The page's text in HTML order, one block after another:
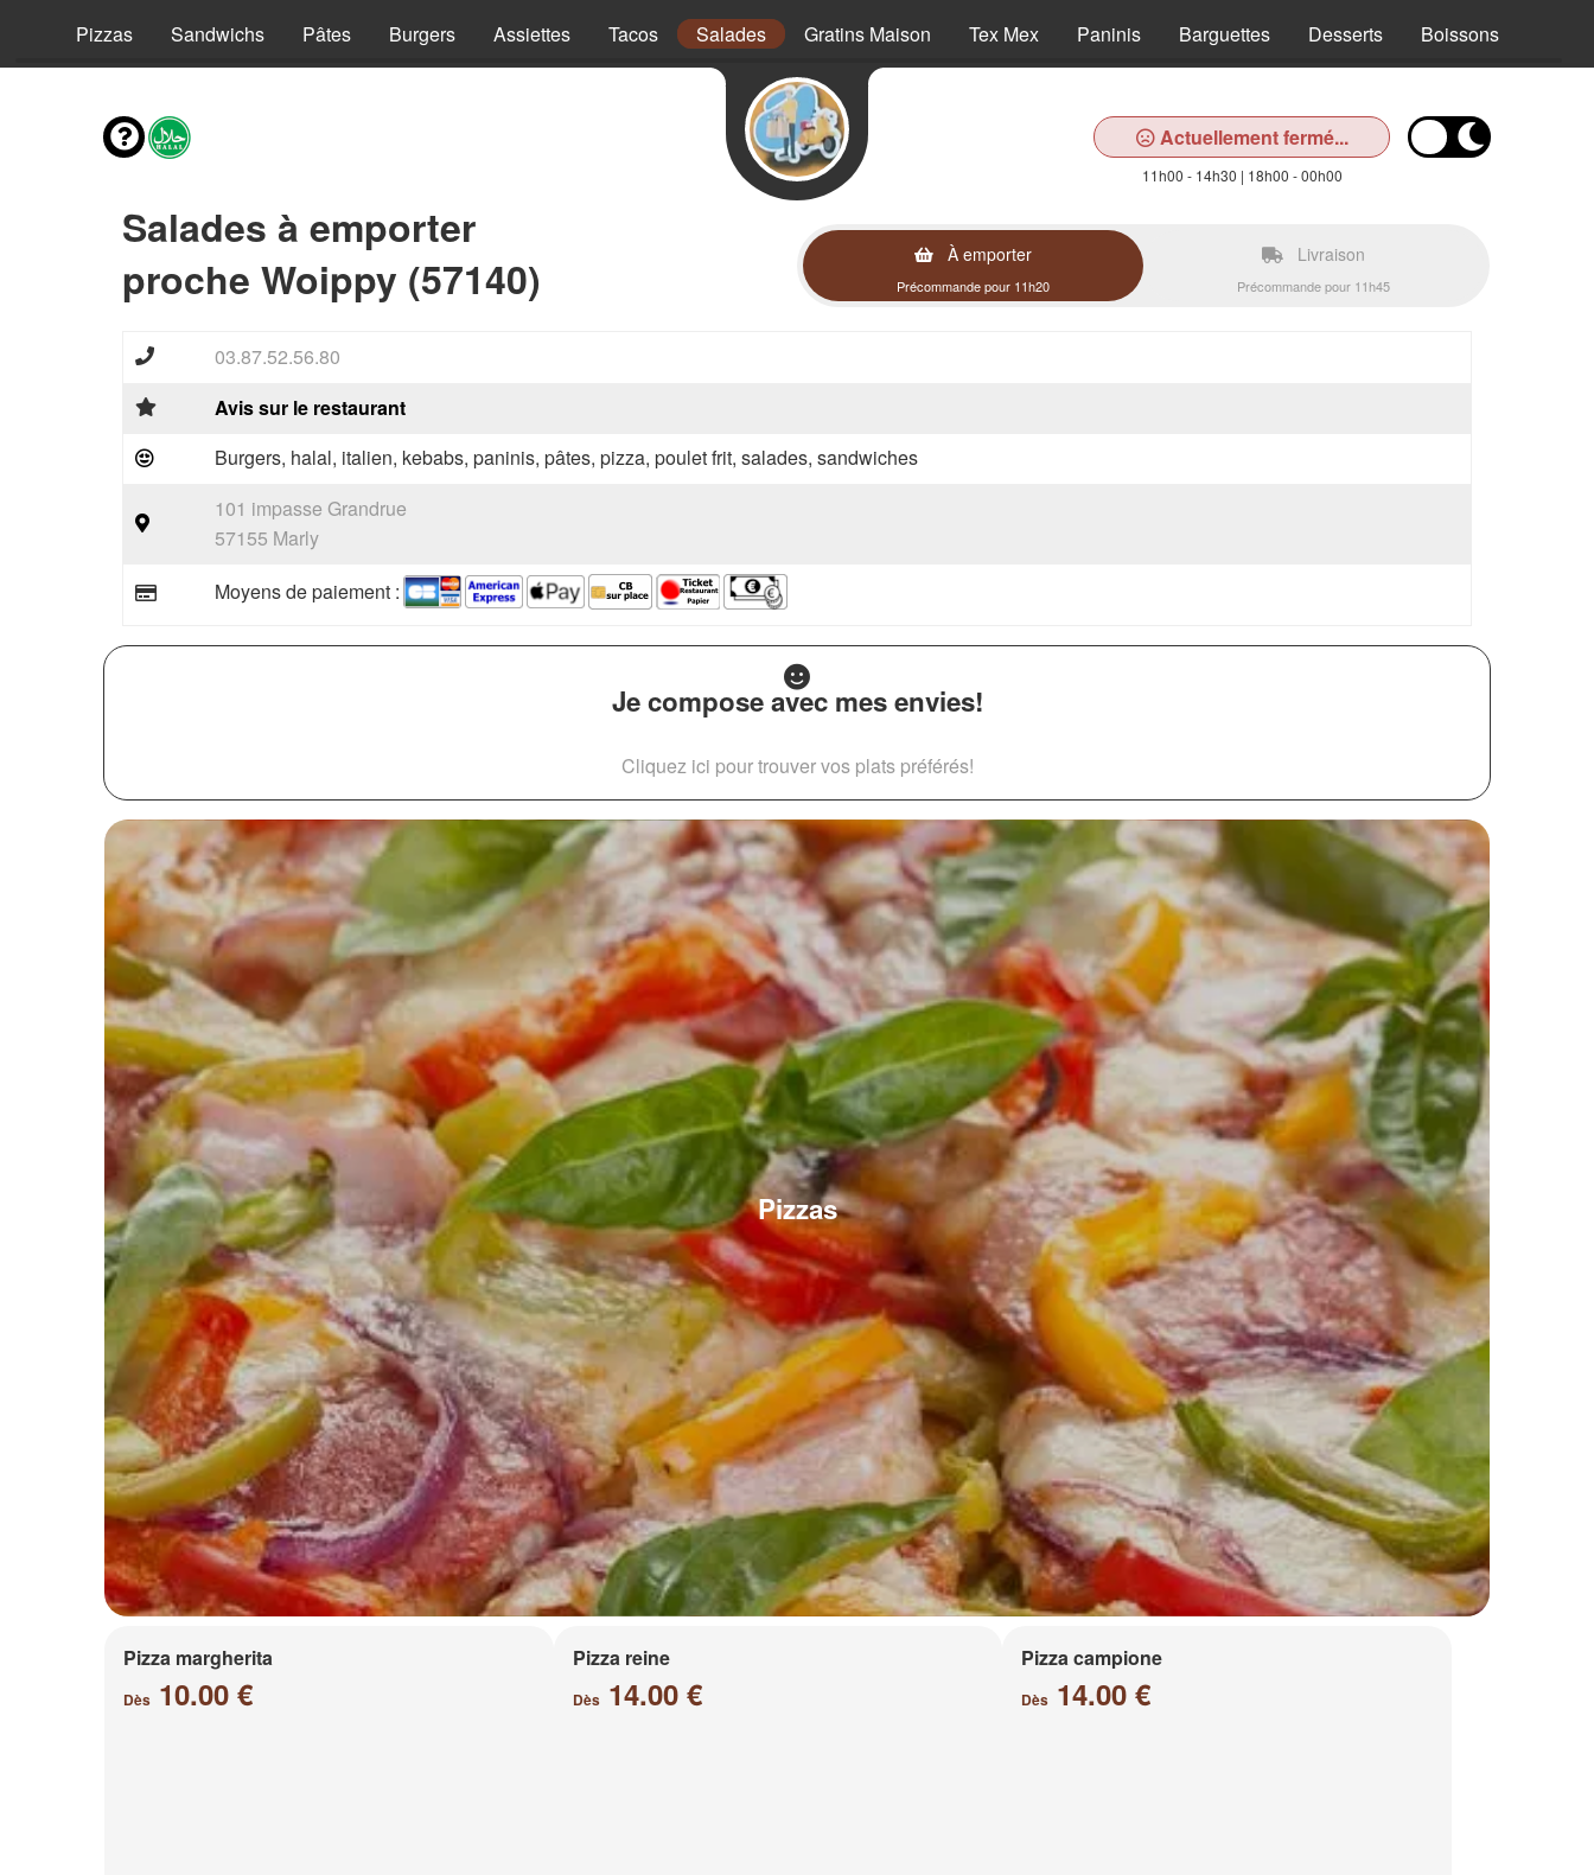
Pizzas Sandwichs Pâtes Burgers Assiettes Tacos Salades Gratins Maison Tex Mex Paninis Barguettes Desserts Boissons
Actuellement fermé...
11h00 - 14h30 | 18h00 - 00h00
Salades à emporter
proche Woippy (57140)
À emporter
Précommande pour 11h20
Livraison
Précommande pour 11h45
03.87.52.56.80
Avis sur le restaurant
Burgers, halal, italien, kebabs, paninis, pâtes, pizza, poulet frit, salades, sandwiches
101 impasse Grandrue
57155 Marly
Moyens de paiement :
Je compose avec mes envies!
Cliquez ici pour trouver vos plats préférés!
Pizzas
Pizza margherita
Dès 10.00 €
Pizza reine
Dès14.00 €
Pizza campione
Dès 14.00 €